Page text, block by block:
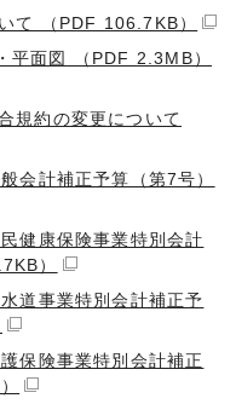
て （PDF 106.7KB）
面図 （PDF 2.3MB）
規約の変更について
会計補正予算（第7号）
健康保険事業特別会計
）
道事業特別会計補正予
保険事業特別会計補正